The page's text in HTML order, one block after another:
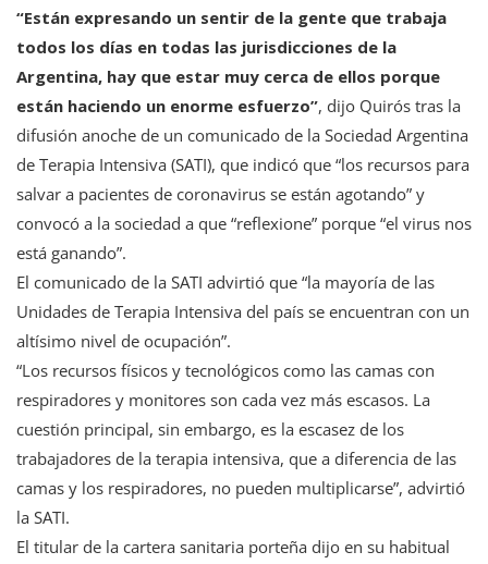
“Están expresando un sentir de la gente que trabaja
todos los días en todas las jurisdicciones de la
Argentina, hay que estar muy cerca de ellos porque
están haciendo un enorme esfuerzo”, dijo Quirós tras la
difusión anoche de un comunicado de la Sociedad Argentina
de Terapia Intensiva (SATI), que indicó que “los recursos para
salvar a pacientes de coronavirus se están agotando” y
convocó a la sociedad a que “reflexione” porque “el virus nos
está ganando”.
El comunicado de la SATI advirtió que “la mayoría de las
Unidades de Terapia Intensiva del país se encuentran con un
altísimo nivel de ocupación”.
“Los recursos físicos y tecnológicos como las camas con
respiradores y monitores son cada vez más escasos. La
cuestión principal, sin embargo, es la escasez de los
trabajadores de la terapia intensiva, que a diferencia de las
camas y los respiradores, no pueden multiplicarse”, advirtió
la SATI.
El titular de la cartera sanitaria porteña dijo en su habitual